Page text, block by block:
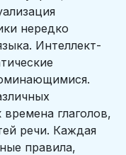
нередко
Интеллект-
глаголов,
речи. Каждая
правила,